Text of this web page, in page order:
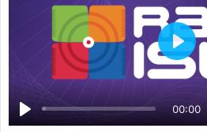
00:00
P
a
y